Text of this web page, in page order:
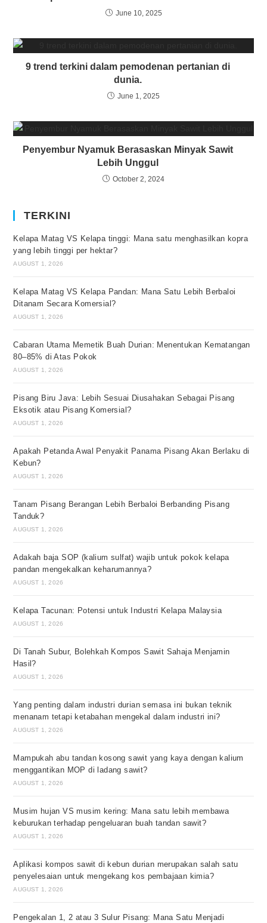
June 10, 2025
9 trend terkini dalam pemodenan pertanian di
dunia.
June 1, 2025
Penyembur Nyamuk Berasaskan Minyak Sawit
Lebih Unggul
October 2, 2024
TERKINI
Kelapa Matag VS Kelapa tinggi: Mana satu menghasilkan kopra
yang lebih tinggi per hektar?
AUGUST 1, 2026
Kelapa Matag VS Kelapa Pandan: Mana Satu Lebih Berbaloi
Ditanam Secara Komersial?
AUGUST 1, 2026
Cabaran Utama Memetik Buah Durian: Menentukan Kematangan
80–85% di Atas Pokok
AUGUST 1, 2026
Pisang Biru Java: Lebih Sesuai Diusahakan Sebagai Pisang
Eksotik atau Pisang Komersial?
AUGUST 1, 2026
Apakah Petanda Awal Penyakit Panama Pisang Akan Berlaku di
Kebun?
AUGUST 1, 2026
Tanam Pisang Berangan Lebih Berbaloi Berbanding Pisang
Tanduk?
AUGUST 1, 2026
Adakah baja SOP (kalium sulfat) wajib untuk pokok kelapa
pandan mengekalkan keharumannya?
AUGUST 1, 2026
Kelapa Tacunan: Potensi untuk Industri Kelapa Malaysia
AUGUST 1, 2026
Di Tanah Subur, Bolehkah Kompos Sawit Sahaja Menjamin
Hasil?
AUGUST 1, 2026
Yang penting dalam industri durian semasa ini bukan teknik
menanam tetapi ketabahan mengekal dalam industri ini?
AUGUST 1, 2026
Mampukah abu tandan kosong sawit yang kaya dengan kalium
menggantikan MOP di ladang sawit?
AUGUST 1, 2026
Musim hujan VS musim kering: Mana satu lebih membawa
keburukan terhadap pengeluaran buah tandan sawit?
AUGUST 1, 2026
Aplikasi kompos sawit di kebun durian merupakan salah satu
penyelesaian untuk mengekang kos pembajaan kimia?
AUGUST 1, 2026
Pengekalan 1, 2 atau 3 Sulur Pisang: Mana Satu Menjadi